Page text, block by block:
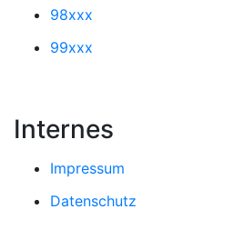
98xxx
99xxx
Internes
Impressum
Datenschutz